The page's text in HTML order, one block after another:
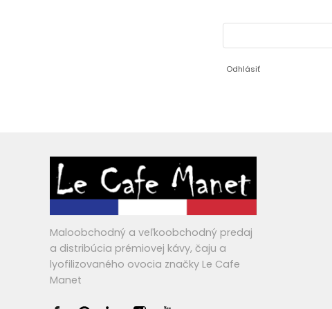
Odhlásiť
Maloobchodný a veľkoobchodný predaj
a distribúcia prémiovej kávy, čaju a
lyofilizovaného ovocia značky Le Cafe
Manet